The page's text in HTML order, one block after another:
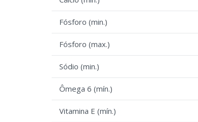
Fósforo (min.)
Fósforo (max.)
Sódio (min.)
Ômega 6 (mín.)
Vitamina E (mín.)